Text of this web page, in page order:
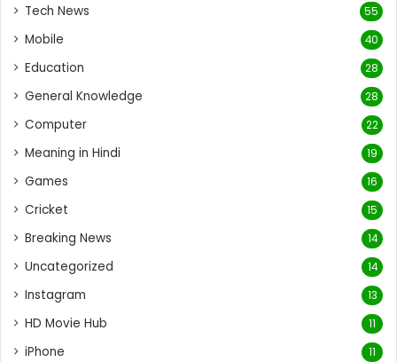
Tech News 55
Mobile 40
Education 28
General Knowledge 28
Computer 22
Meaning in Hindi 19
Games 16
Cricket 15
Breaking News 14
Uncategorized 14
Instagram 13
HD Movie Hub 11
iPhone 11